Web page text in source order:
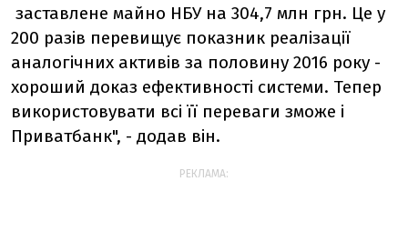
заставлене майно НБУ на 304,7 млн грн. Це у
200 разів перевищує показник реалізації
аналогічних активів за половину 2016 року -
хороший доказ ефективності системи. Тепер
використовувати всі її переваги зможе і
Приватбанк", - додав він.
РЕКЛАМА: